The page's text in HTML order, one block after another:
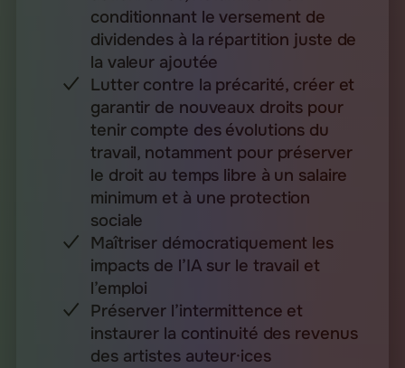
conditionnant le versement de
dividendes à la répartition juste de
la valeur ajoutée
Lutter contre la précarité, créer et
garantir de nouveaux droits pour
tenir compte des évolutions du
travail, notamment pour préserver
le droit au temps libre à un salaire
minimum et à une protection
sociale
Maîtriser démocratiquement les
impacts de l’IA sur le travail et
l’emploi
Préserver l’intermittence et
instaurer la continuité des revenus
des artistes auteur·ices